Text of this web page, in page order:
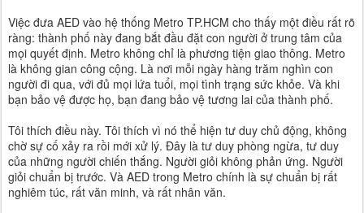
Việc đưa AED vào hệ thống Metro TP.HCM cho thấy một điều rất rõ
ràng: thành phố này đang bắt đầu đặt con người ở trung tâm của
mọi quyết định. Metro không chỉ là phương tiện giao thông. Metro
là không gian công cộng. Là nơi mỗi ngày hàng trăm nghìn con
người đi qua, với đủ mọi lứa tuổi, mọi tình trạng sức khỏe. Và khi
bạn bảo vệ được họ, bạn đang bảo vệ tương lai của thành phố.
Tôi thích điều này. Tôi thích vì nó thể hiện tư duy chủ động, không
chờ sự cố xảy ra rồi mới xử lý. Đây là tư duy phòng ngừa, tư duy
của những người chiến thắng. Người giỏi không phản ứng. Người
giỏi chuẩn bị trước. Và AED trong Metro chính là sự chuẩn bị rất
nghiêm túc, rất văn minh, và rất nhân văn.